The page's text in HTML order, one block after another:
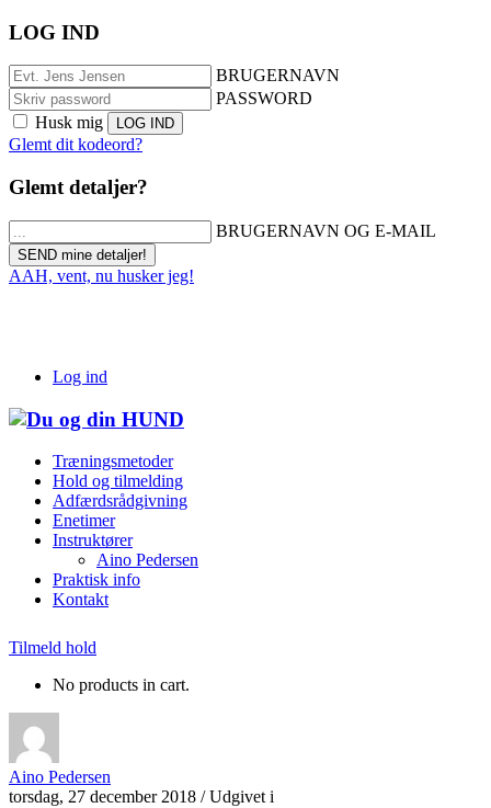
LOG IND
BRUGERNAVN
PASSWORD
Husk mig
Glemt dit kodeord?
Glemt detaljer?
BRUGERNAVN OG E-MAIL
AAH, vent, nu husker jeg!
Log ind
Træningsmetoder
Hold og tilmelding
Adfærdsrådgivning
Enetimer
Instruktører
Aino Pedersen
Praktisk info
Kontakt
Tilmeld hold
No products in cart.
Aino Pedersen
torsdag, 27 december 2018 /Udgivet i